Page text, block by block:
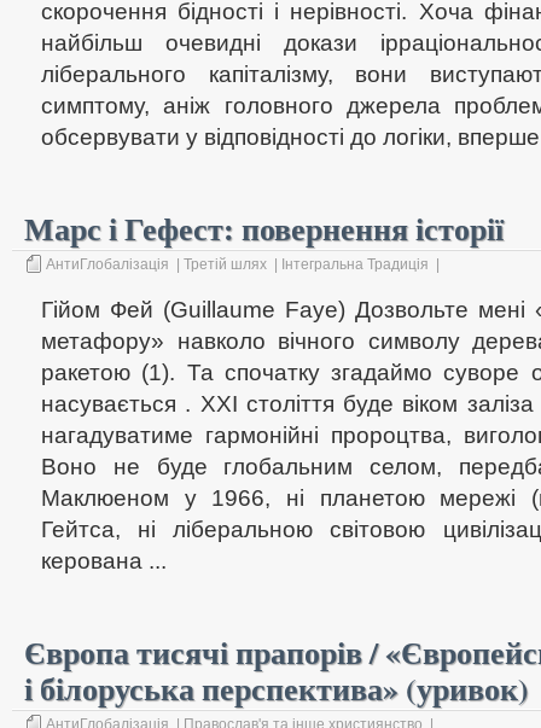
скорочення бідності і нерівності. Хоча
найбільш очевидні докази
ліберального капіталізму, вони
симптому, аніж головного джерела
обсервувати у відповідності до логіки,
Марс і Гефест: повернення історії
АнтиГлобалізація Третій шлях Інтегральна Традиція
Гійом Фей (Guillaume Faye) Дозвольте мені
метафору» навколо вічного символу
ракетою (1). Та спочатку згадаймо суворе
насувається . ХХІ століття буде віком
нагадуватиме гармонійні пророцтва,
Воно не буде глобальним селом,
Маклюеном у 1966, ні планетою мережі
Гейтса, ні ліберальною світовою
керована ...
Європа тисячі прапорів /
і білоруська перспектива» (уривок)
АнтиГлобалізація Православ'я та інше християнство